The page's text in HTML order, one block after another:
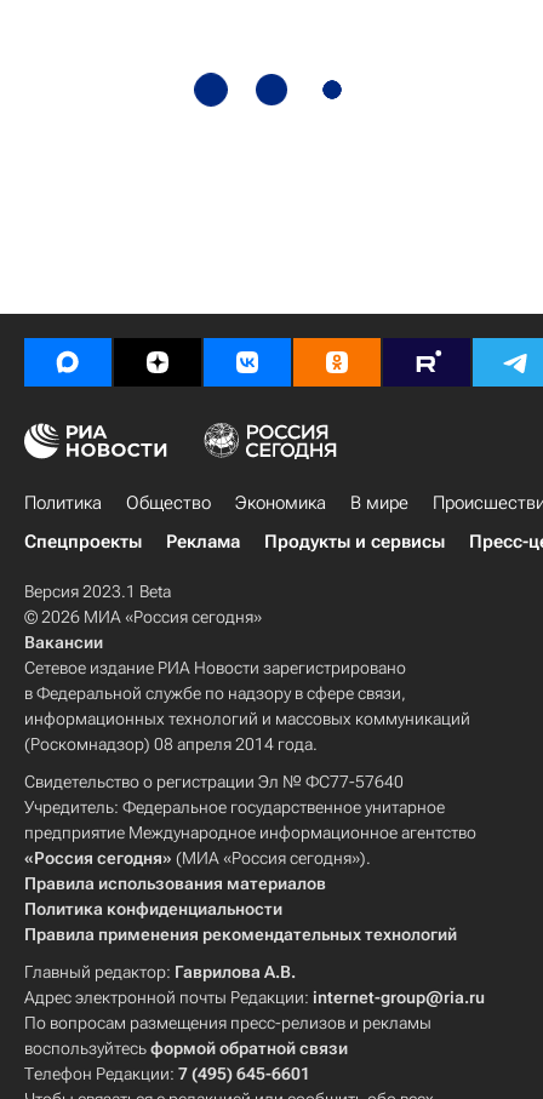
Политика Общество Экономика В мире
Спецпроекты
Реклама Продукты и сервисы Пресс-
Версия 2023.1 Beta
© 2026 МИА «Россия сегодня»
Вакансии
Сетевое издание РИА Новости зарегистрировано
в Федеральной службе по надзору в сфере связи,
информационных технологий и массовых коммуникаций
(Роскомнадзор) 08 апреля 2014 года.
Свидетельство о регистрации Эл № ФС77-57640
Учредитель: Федеральное государственное унитарное
предприятие Международное информационное агентство
«Россия сегодня» (МИА «Россия сегодня»).
Правила использования материалов
Политика конфиденциальности
Правила применения рекомендательных технологий
Главный редактор: Гаврилова А.В.
Адрес электронной почты Редакции: internet-group@ria.ru
По вопросам размещения пресс-релизов и рекламы
воспользуйтесьформой обратной связи
Телефон Редакции: 7 (495) 645-6601